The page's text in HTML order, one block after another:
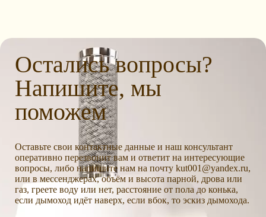
Остались вопросы?
Напишите, мы
поможем
Оставьте свои контактные данные и наш консультант
оперативно перезвонит вам и ответит на интересующие
вопросы, либо напишите нам на почту kut001@yandex.ru,
или в мессенджерах, объём и высота парной, дрова или
газ, греете воду или нет, расстояние от пола до конька,
если дымоход идёт наверх, если вбок, то эскиз дымохода.